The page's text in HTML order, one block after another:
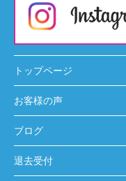
トップページ
お客様の声
ブログ
退去受付